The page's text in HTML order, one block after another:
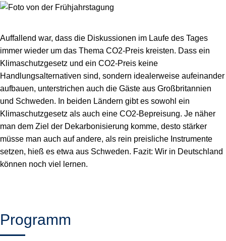
Auffallend war, dass die Diskussionen im Laufe des Tages
immer wieder um das Thema CO2-Preis kreisten. Dass ein
Klimaschutzgesetz und ein CO2-Preis keine
Handlungsalternativen sind, sondern idealerweise aufeinander
aufbauen, unterstrichen auch die Gäste aus Großbritannien
und Schweden. In beiden Ländern gibt es sowohl ein
Klimaschutzgesetz als auch eine CO2-Bepreisung. Je näher
man dem Ziel der Dekarbonisierung komme, desto stärker
müsse man auch auf andere, als rein preisliche Instrumente
setzen, hieß es etwa aus Schweden. Fazit: Wir in Deutschland
können noch viel lernen.
Programm